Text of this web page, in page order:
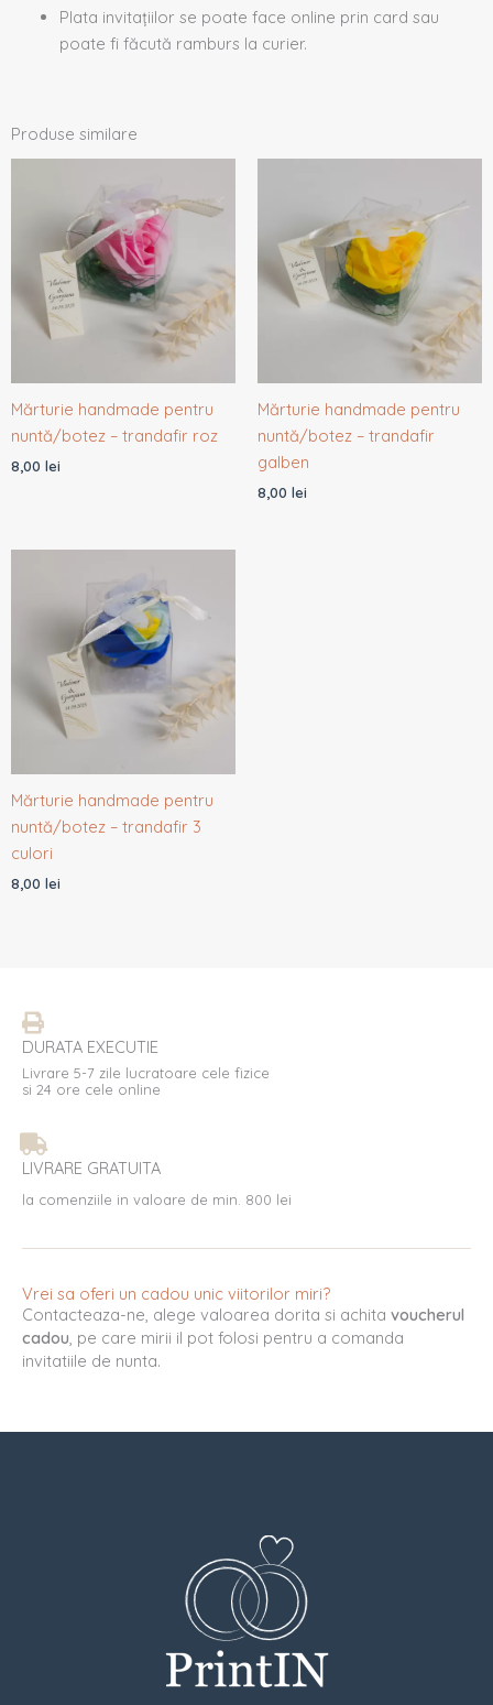
Plata invitațiilor se poate face online prin card sau
poate fi făcută ramburs la curier.
Produse similare
Mărturie handmade pentru
nuntă/botez – trandafir roz
8,00 lei
Mărturie handmade pentru
nuntă/botez – trandafir
galben
8,00 lei
Mărturie handmade pentru
nuntă/botez – trandafir 3
culori
8,00 lei
DURATA EXECUTIE
Livrare 5-7 zile lucratoare cele fizice
si 24 ore cele online
LIVRARE GRATUITA
la comenziile in valoare de min. 800 lei
Vrei sa oferi un cadou unic viitorilor miri?
Contacteaza-ne, alege valoarea dorita si achita voucherul
cadou , pe care mirii il pot folosi pentru a comanda
invitatiile de nunta.